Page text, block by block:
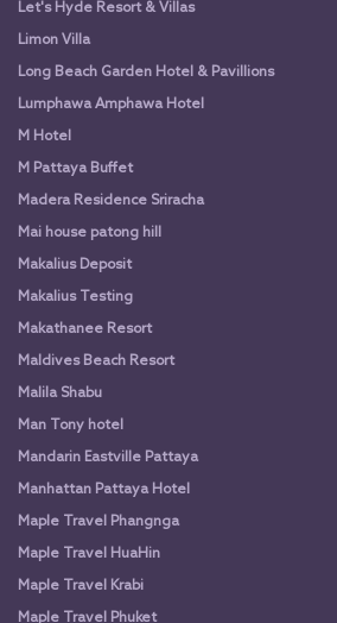
Let's Hyde Resort & Villas
Limon Villa
Long Beach Garden Hotel & Pavillions
Lumphawa Amphawa Hotel
M Hotel
M Pattaya Buffet
Madera Residence Sriracha
Mai house patong hill
Makalius Deposit
Makalius Testing
Makathanee Resort
Maldives Beach Resort
Malila Shabu
Man Tony hotel
Mandarin Eastville Pattaya
Manhattan Pattaya Hotel
Maple Travel Phangnga
Maple Travel HuaHin
Maple Travel Krabi
Maple Travel Phuket